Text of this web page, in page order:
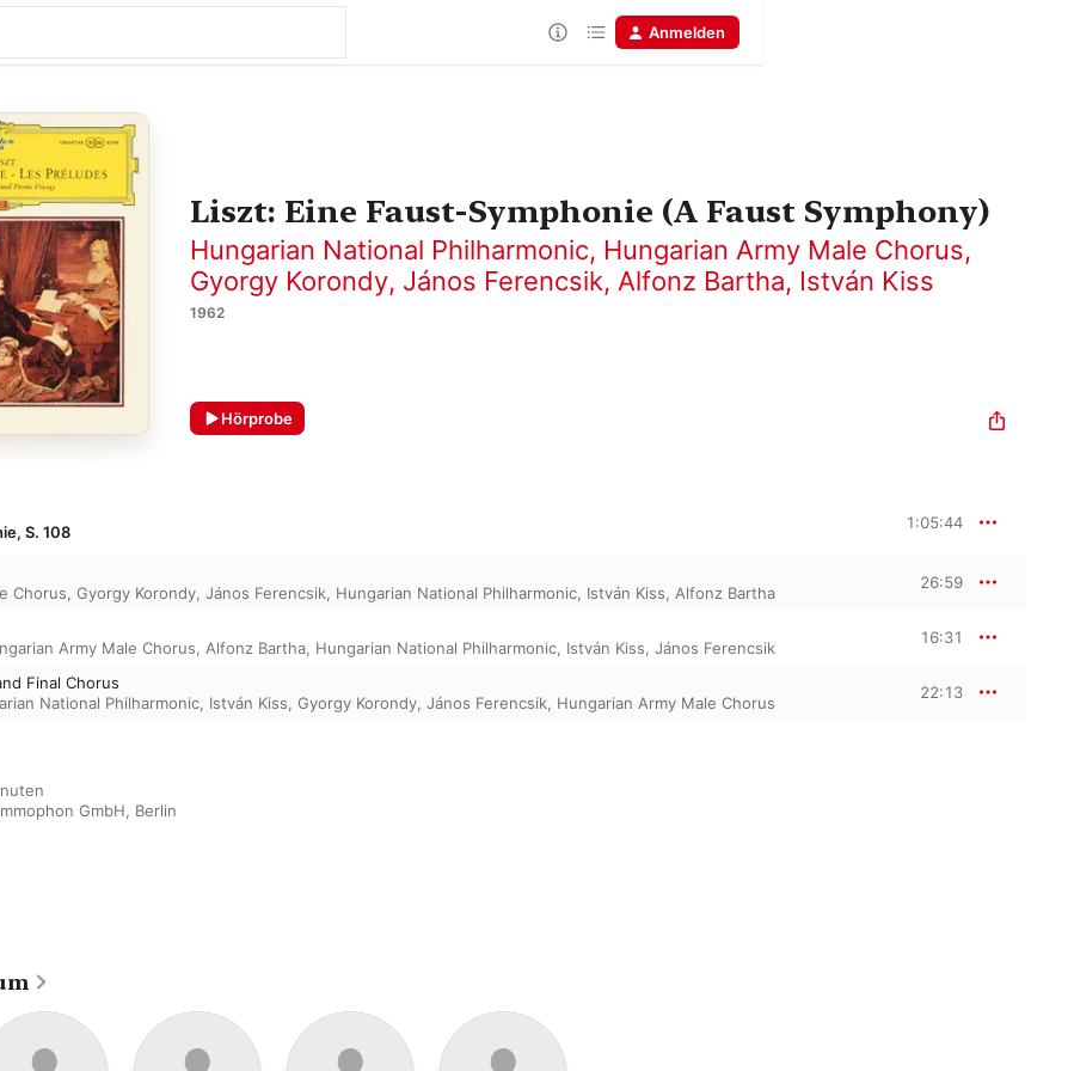
Anmelden
Liszt: Eine Faust-Symphonie (A Faust Symphony)
Hungarian National Philharmonic, Hungarian Army Male Chorus,
Gyorgy Korondy, János Ferencsik, Alfonz Bartha, István Kiss
1962
Hörprobe
S. 108 1:05:44
Chorus, Gyorgy Korondy, János Ferencsik, Hungarian National Philharmonic, István Kiss, Alfonz Bartha
26:59
Army Male Chorus, Alfonz Bartha, Hungarian National Philharmonic, István Kiss, János Ferencsik
16:31
Final Chorus
National Philharmonic, István Kiss, Gyorgy Korondy, János Ferencsik, Hungarian Army Male Chorus
22:13
GmbH, Berlin